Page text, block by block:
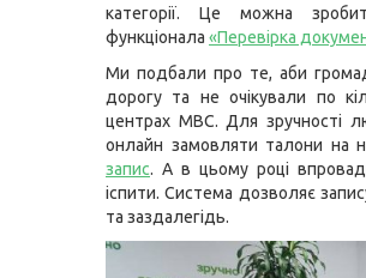
категорії. Це можна
функціонала «Перевірка
Ми подбали про те, аби
дорогу та не очікували по
центрах МВС. Для зручності
онлайн замовляти талони на
запис. А в цьому році
іспити. Система дозволяє
та заздалегідь.